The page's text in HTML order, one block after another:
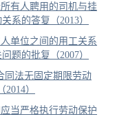
有人聘用的司机与挂
系的答复（2013）
单位之间的用工关系
题的批复（2007）
同法无固定期限劳动
）
当严格执行劳动保护